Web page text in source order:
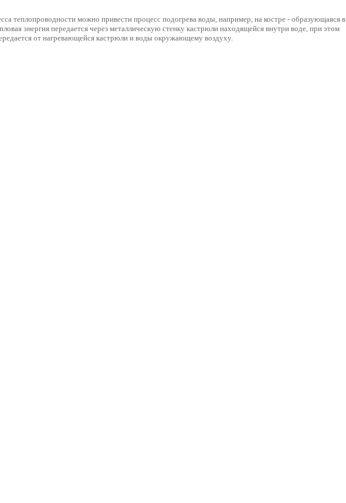
теплопроводности можно привести процесс подогрева воды, например, на костре - образующаяся в
энергия передается через металлическую стенку кастрюли находящейся внутри воде, при этом
от нагревающейся кастрюли и воды окружающему воздуху.